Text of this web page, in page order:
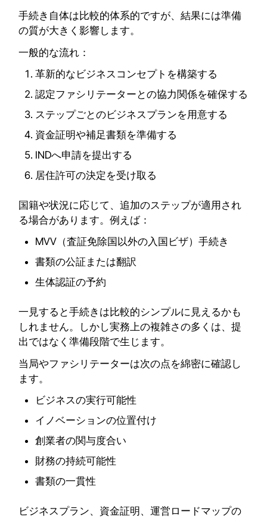
手続き自体は比較的体系的ですが、結果には準備
の質が大きく影響します。
一般的な流れ：
革新的なビジネスコンセプトを構築する
認定ファシリテーターとの協力関係を確保する
ステップごとのビジネスプランを用意する
資金証明や補足書類を準備する
INDへ申請を提出する
居住許可の決定を受け取る
国籍や状況に応じて、追加のステップが適用され
る場合があります。例えば：
MVV（査証免除国以外の入国ビザ）手続き
書類の公証または翻訳
生体認証の予約
一見すると手続きは比較的シンプルに見えるかも
しれません。しかし実務上の複雑さの多くは、提
出ではなく準備段階で生じます。
当局やファシリテーターは次の点を綿密に確認し
ます。
ビジネスの実行可能性
イノベーションの位置付け
創業者の関与度合い
財務の持続可能性
書類の一貫性
ビジネスプラン、資金証明、運営ロードマップの